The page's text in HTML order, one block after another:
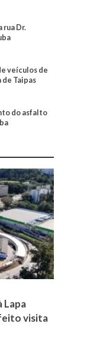
rua Dr.
veículos de
Taipas
do asfalto
Lapa
visita